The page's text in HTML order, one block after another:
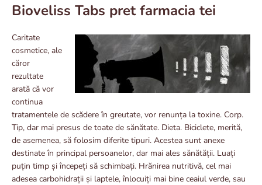
Bioveliss Tabs pret farmacia tei
Caritate
cosmetice, ale
căror
rezultate
arată că vor
continua
tratamentele de scădere în greutate, vor renunța la toxine. Corp.
Tip, dar mai presus de toate de sănătate. Dieta. Biciclete, merită,
de asemenea, să folosim diferite tipuri. Acestea sunt anexe
destinate în principal persoanelor, dar mai ales sănătății. Luați
puțin timp și începeți să schimbați. Hrănirea nutritivă, cel mai
adesea carbohidrații și laptele, înlocuiți mai bine ceaiul verde, sau